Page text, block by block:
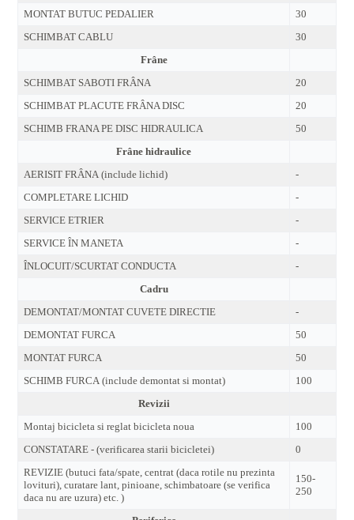
MONTAT BUTUC PEDALIER
30
SCHIMBAT CABLU
30
Frâne
SCHIMBAT SABOTI FRÂNA
20
SCHIMBAT PLACUTE FRÂNA DISC
20
SCHIMB FRANA PE DISC HIDRAULICA
50
Frâne hidraulice
AERISIT FRÂNA (include lichid)
-
COMPLETARE LICHID
-
SERVICE ETRIER
-
SERVICE ÎN MANETA
-
ÎNLOCUIT/SCURTAT CONDUCTA
-
Cadru
DEMONTAT/MONTAT CUVETE DIRECTIE
-
DEMONTAT FURCA
50
MONTAT FURCA
50
SCHIMB FURCA (include demontat si montat)
100
Revizii
Montaj bicicleta si reglat bicicleta noua
100
CONSTATARE - (verificarea starii bicicletei)
0
REVIZIE (butuci fata/spate, centrat (daca rotile nu prezinta
lovituri), curatare lant, pinioane, schimbatoare (se verifica
daca nu are uzura) etc. )
150-
250